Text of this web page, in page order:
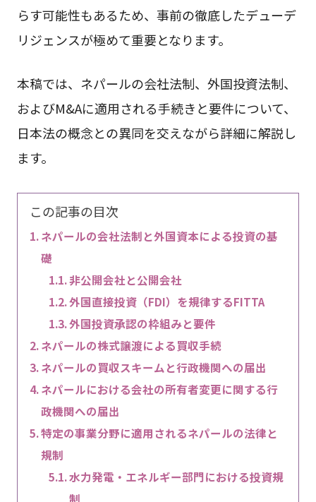
らす可能性もあるため、事前の徹底したデューデ
リジェンスが極めて重要となります。
本稿では、ネパールの会社法制、外国投資法制、
およびM&Aに適用される手続きと要件について、
日本法の概念との異同を交えながら詳細に解説し
ます。
この記事の目次
ネパールの会社法制と外国資本による投資の基
礎
非公開会社と公開会社
外国直接投資（FDI）を規律するFITTA
外国投資承認の枠組みと要件
ネパールの株式譲渡による買収手続
ネパールの買収スキームと行政機関への届出
ネパールにおける会社の所有者変更に関する行
政機関への届出
特定の事業分野に適用されるネパールの法律と
規制
水力発電・エネルギー部門における投資規
制